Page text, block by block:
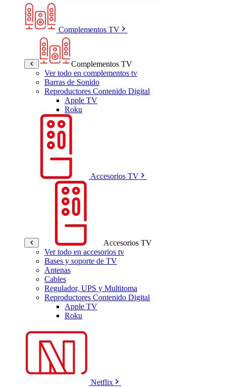
Complementos TV
Complementos TV
Ver todo en complementos tv
Barras de Sonido
Reproductores Contenido Digital
Apple TV
Roku
Accesorios TV
Accesorios TV
Ver todo en accesorios tv
Bases y soporte de TV
Antenas
Cables
Regulador, UPS y Multitoma
Reproductores Contenido Digital
Apple TV
Roku
Netflix